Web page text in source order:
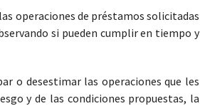
operaciones de préstamos solicitadas
si pueden cumplir en tiempo y
o desestimar las operaciones que les
y de las condiciones propuestas, la